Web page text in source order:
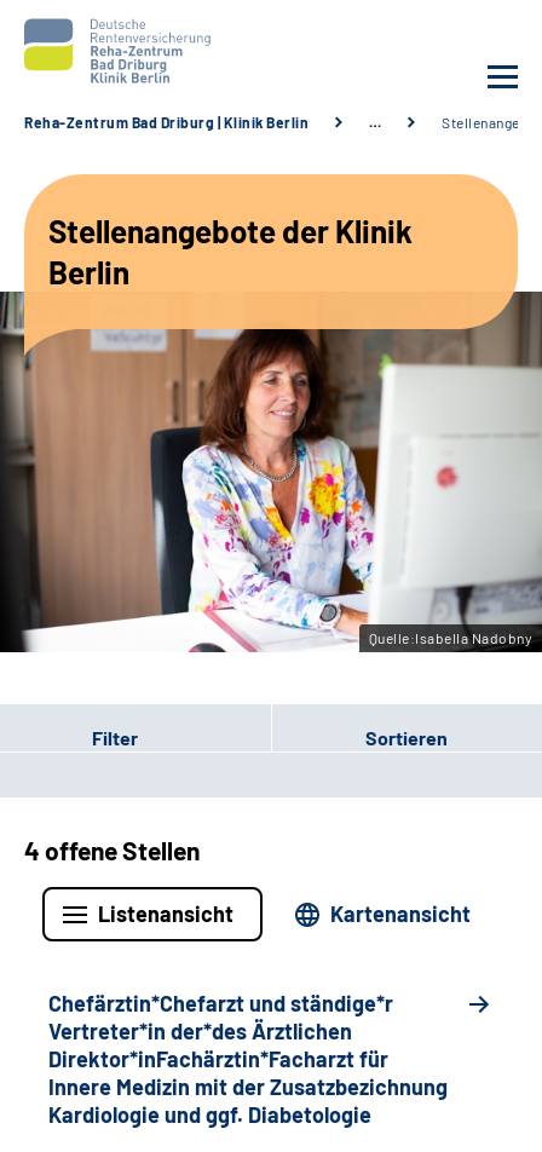
Unsere Angebote
Karriere
Leichte Sprache
Gebärdensprache
Reha-Zentrum Bad Driburg | Klinik Berlin …
Stellenangebote der Klinik
Berlin
Quelle:Isabella Nadobny
Filter Sortieren
4 offene Stellen
Listenansicht Kartenansicht
Chefärztin*Chefarzt und ständige*r
Vertreter*in der*des Ärztlichen
Direktor*inFachärztin*Facharzt für
Innere Medizin mit der Zusatzbezichnung
Kardiologie und ggf. Diabetologie